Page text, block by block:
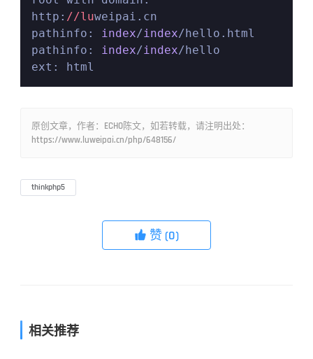
http: //luweipai.cn
pathinfo:
index/index/hello.html
pathinfo:
index/index/hello
ext: html
原创文章，作者：ECHO陈文，如若转载，请注明出处：
https://www.luweipai.cn/php/648156/
thinkphp5
 赞(0)
相关推荐